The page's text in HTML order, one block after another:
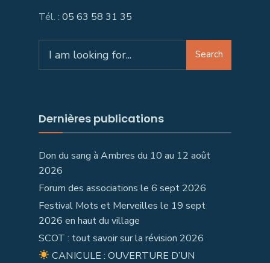
Tél. : 05 63 58 31 35
for:
Search
Dernières publications
Don du sang à Ambres du 10 au 12 août
2026
Forum des associations le 6 sept 2026
Festival Mots et Merveilles le 19 sept
2026 en haut du village
SCOT : tout savoir sur la révision 2026
CANICULE : OUVERTURE D’UN